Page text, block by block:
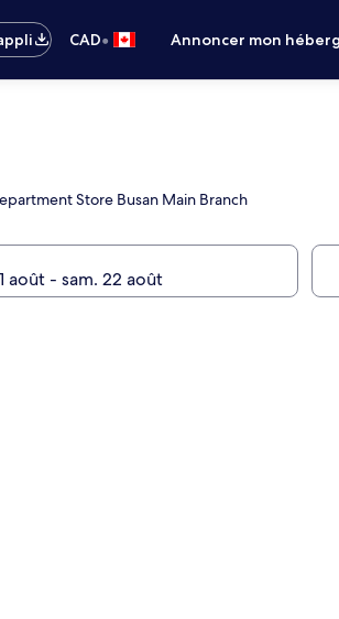
CAD• Annoncer mon
Store Busan Main Branch